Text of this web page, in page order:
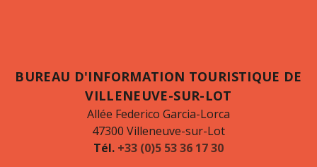
BUREAU D'INFORMATION TOURISTIQUE DE
VILLENEUVE-SUR-LOT
Allée Federico Garcia-Lorca
47300 Villeneuve-sur-Lot
Tél. +33 (0)5 53 36 17 30